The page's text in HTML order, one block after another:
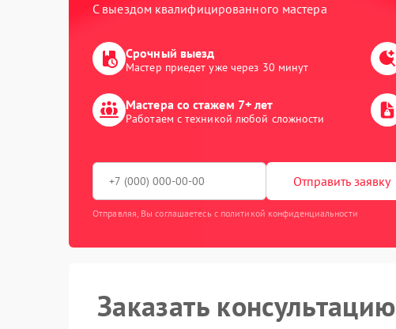
С выездом квалифицированного мастера
Срочный выезд
Мастер приедет уже через 30 минут
Мастера со стажем 7+ лет
Работаем с техникой любой сложности
Отправить заявку
Отправляя, Вы соглашаетесь с политикой конфиденциальности
Заказать консультацию